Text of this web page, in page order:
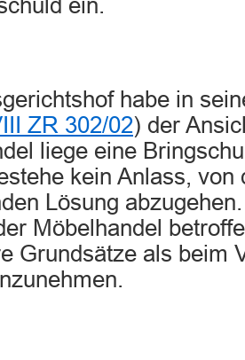
ein.
habe in
ZR 302/02) der
liege eine
kein Anlass, von
Lösung
Möbelhandel
Grundsätze als beim